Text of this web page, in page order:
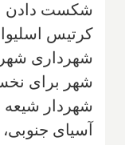
شکست دادن
کرتیس اسلیوا
شهرداری
شهر برای
آسیای جنوبی،